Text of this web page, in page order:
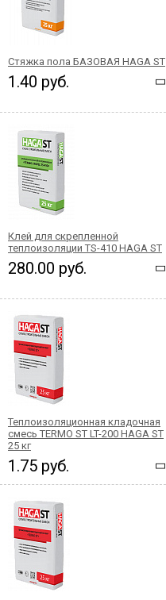
Стяжка пола БАЗОВАЯ HAGA ST
1.40 руб.
Клей для скрепленной
теплоизоляции TS-410 HAGA ST
280.00 руб.
Теплоизоляционная кладочная
смесь TERMO ST LT-200 HAGA ST
25 кг
1.75 руб.